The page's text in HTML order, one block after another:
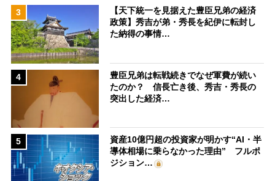
3
【天下統一を見据えた豊臣兄弟の経済
政策】秀吉が弟・秀長を紀伊に転封し
た納得の事情…
4
豊臣兄弟は転戦続きでなぜ軍費が続い
たのか？ 信長亡き後、秀吉・秀長の
突出した経済…
5
資産10億円超の投資家が明かす“AI・半
導体相場に乗らなかった理由” フルポ
ジション…